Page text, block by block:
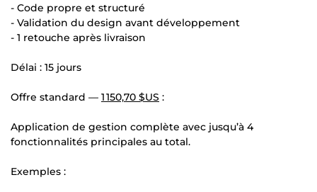
- Code propre et structuré
- Validation du design avant développement
- 1 retouche après livraison
Délai : 15 jours
Offre standard — 1 150,70 $US :
Application de gestion complète avec jusqu’à 4
fonctionnalités principales au total.
Exemples :